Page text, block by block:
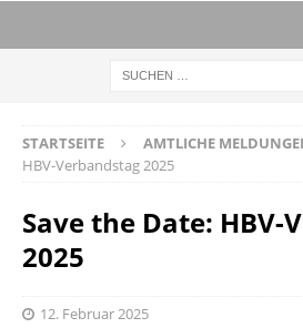
STARTSEITE AMTLICHE
HBV-Verbandstag 2025
Save the Date: HBV-
2025
12. Februar 2025